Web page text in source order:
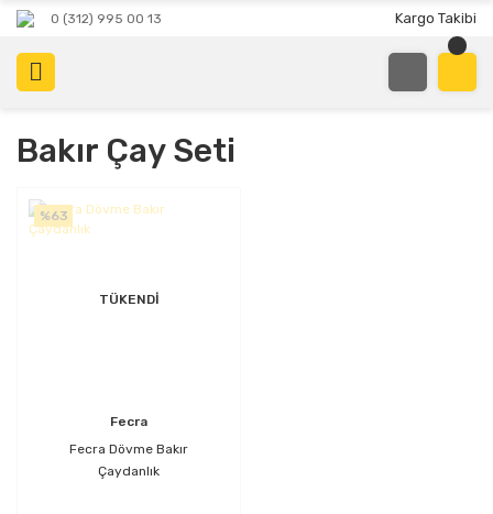
0 (312) 995 00 13 Kargo Takibi
Bakır Çay Seti
%63
TÜKENDİ
Fecra
Fecra Dövme Bakır
Çaydanlık